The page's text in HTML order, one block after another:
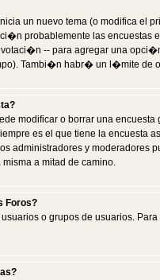
un nuevo tema (o modifica el
probablemente las
-- para agregar una
Tambi�n habr� un l�mite de
modificar o borrar una
es el que tiene la encuesta
administradores y moderadores
a mitad de camino.
Foros?
o grupos de usuarios.